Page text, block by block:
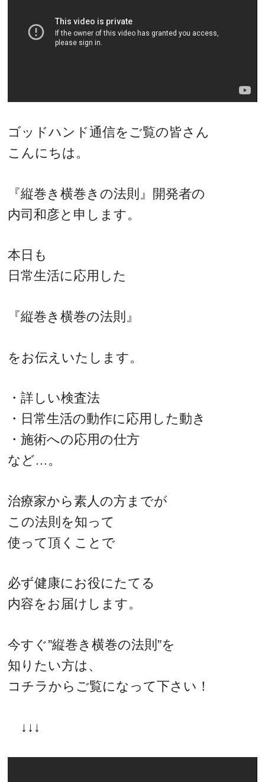
ゴッドハンド通信をご覧の皆さん
こんにちは。
『縦巻き横巻きの法則』開発者の
内司和彦と申します。
本日も
日常生活に応用した
『縦巻き横巻の法則』
をお伝えいたします。
・詳しい検査法
・日常生活の動作に応用した動き
・施術への応用の仕方
など…。
治療家から素人の方までが
この法則を知って
使って頂くことで
必ず健康にお役にたてる
内容をお届けします。
今すぐ”縦巻き横巻の法則”を
知りたい方は、
コチラからご覧になって下さい！
↓↓↓